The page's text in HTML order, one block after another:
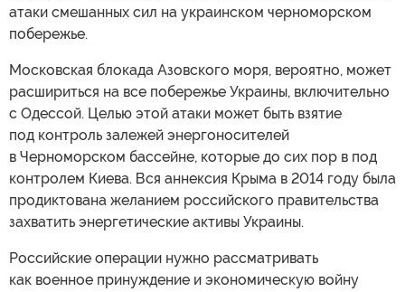
атаки смешанных сил на украинском черноморском
побережье.
Московская блокада Азовского моря, вероятно, может
расшириться на все побережье Украины, включительно
с Одессой. Целью этой атаки может быть взятие
под контроль залежей энергоносителей
в Черноморском бассейне, которые до сих пор в под
контролем Киева. Вся аннексия Крыма в 2014 году была
продиктована желанием российского правительства
захватить энергетические активы Украины.
Российские операции нужно рассматривать
как военное принуждение и экономическую войну